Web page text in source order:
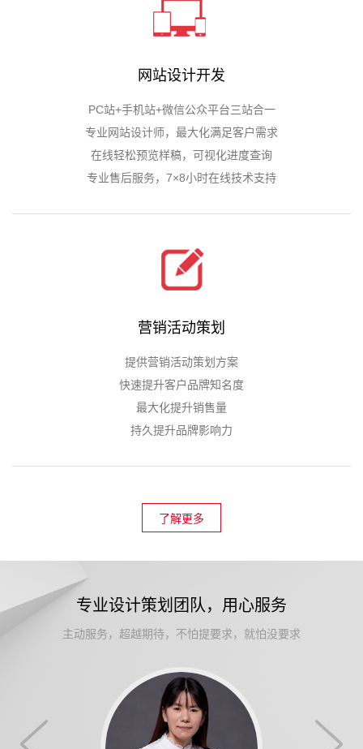
网站设计开发
PC站+手机站+微信公众平台三站合一
专业网站设计师，最大化满足客户需求
在线轻松预览样稿，可视化进度查询
专业售后服务，7×8小时在线技术支持
营销活动策划
提供营销活动策划方案
快速提升客户品牌知名度
最大化提升销售量
持久提升品牌影响力
了解更多
专业设计策划团队，用心服务
主动服务，超越期待，不怕提要求，就怕没要求